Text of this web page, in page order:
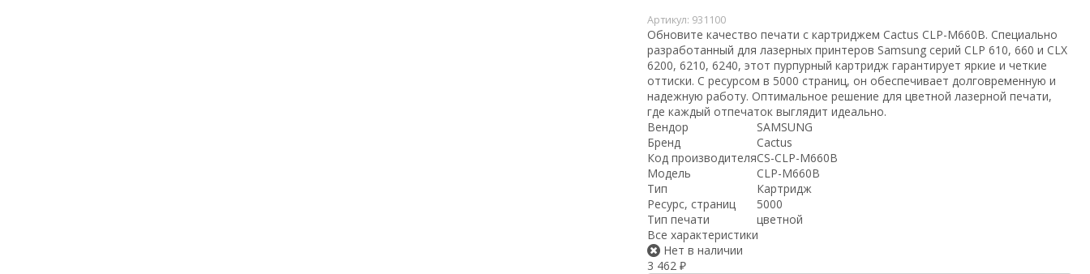
Артикул: 931100
Обновите качество печати с картриджем Cactus CLP-M660B. Специально
разработанный для лазерных принтеров Samsung серий CLP 610, 660 и CLX
6200, 6210, 6240, этот пурпурный картридж гарантирует яркие и четкие
оттиски. С ресурсом в 5000 страниц, он обеспечивает долговременную и
надежную работу. Оптимальное решение для цветной лазерной печати,
где каждый отпечаток выглядит идеально.
Вендор
SAMSUNG
Бренд
Cactus
Код производителяCS-CLP-M660B
Модель
CLP-M660B
Тип
Картридж
Ресурс, страниц
5000
Тип печати
цветной
Все характеристики
Нет в наличии
3 462 ₽